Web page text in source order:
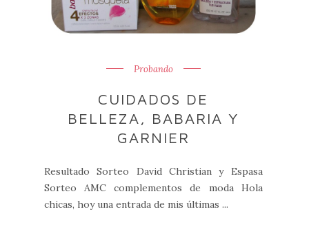
Probando
CUIDADOS DE
BELLEZA, BABARIA Y
GARNIER
Resultado Sorteo David Christian y Espasa
Sorteo AMC complementos de moda Hola
chicas, hoy una entrada de mis últimas ...